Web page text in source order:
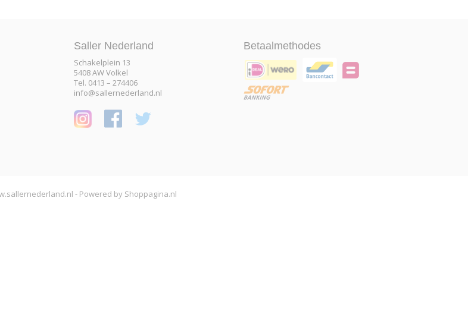
Saller Nederland
Schakelplein 13
5408 AW Volkel
Tel. 0413 – 274406
info@sallernederland.nl
Betaalmethodes
- Powered by Shoppagina.nl